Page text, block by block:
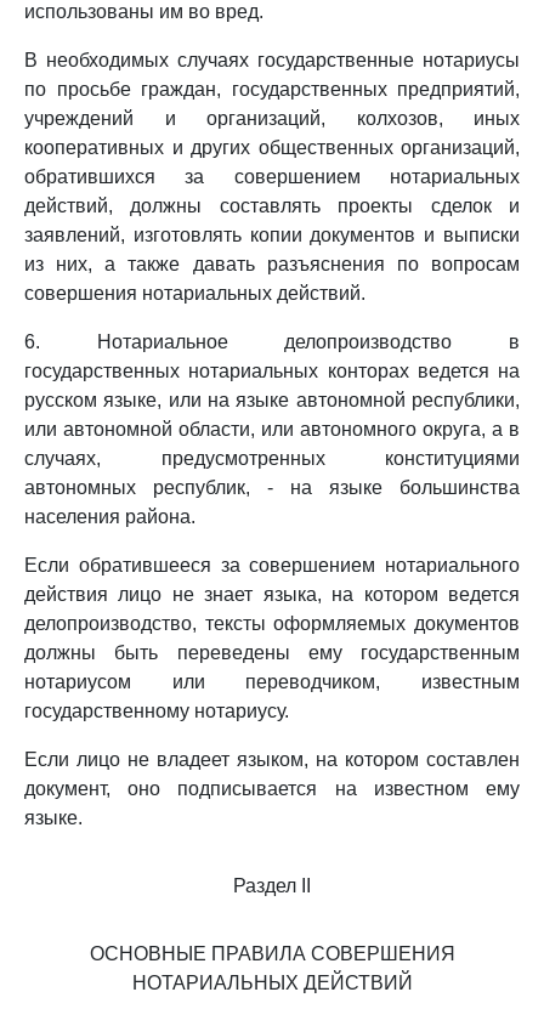
использованы им во вред.
В необходимых случаях государственные нотариусы
по просьбе граждан, государственных предприятий,
учреждений и организаций, колхозов, иных
кооперативных и других общественных организаций,
обратившихся за совершением нотариальных
действий, должны составлять проекты сделок и
заявлений, изготовлять копии документов и выписки
из них, а также давать разъяснения по вопросам
совершения нотариальных действий.
6. Нотариальное делопроизводство в
государственных нотариальных конторах ведется на
русском языке, или на языке автономной республики,
или автономной области, или автономного округа, а в
случаях, предусмотренных конституциями
автономных республик, - на языке большинства
населения района.
Если обратившееся за совершением нотариального
действия лицо не знает языка, на котором ведется
делопроизводство, тексты оформляемых документов
должны быть переведены ему государственным
нотариусом или переводчиком, известным
государственному нотариусу.
Если лицо не владеет языком, на котором составлен
документ, оно подписывается на известном ему
языке.
Раздел II
ОСНОВНЫЕ ПРАВИЛА СОВЕРШЕНИЯ
НОТАРИАЛЬНЫХ ДЕЙСТВИЙ